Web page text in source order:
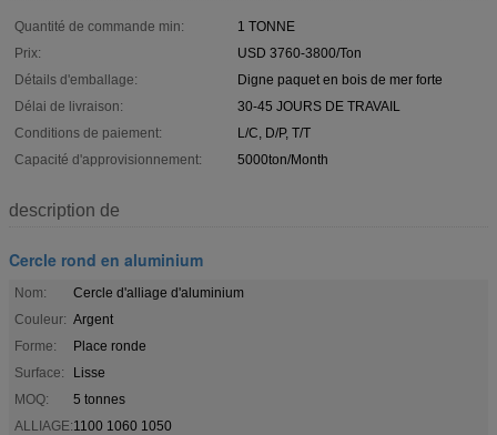
Quantité de commande min:
1 TONNE
Prix:
USD 3760-3800/Ton
Détails d'emballage:
Digne paquet en bois de mer forte
Délai de livraison:
30-45 JOURS DE TRAVAIL
Conditions de paiement:
L/C, D/P, T/T
Capacité d'approvisionnement:
5000ton/Month
description de
Cercle rond en aluminium
Nom:
Cercle d'alliage d'aluminium
Couleur: Argent
Forme:
Place ronde
Surface:
Lisse
MOQ:
5 tonnes
ALLIAGE:1100 1060 1050